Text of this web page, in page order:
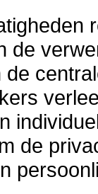
de
de